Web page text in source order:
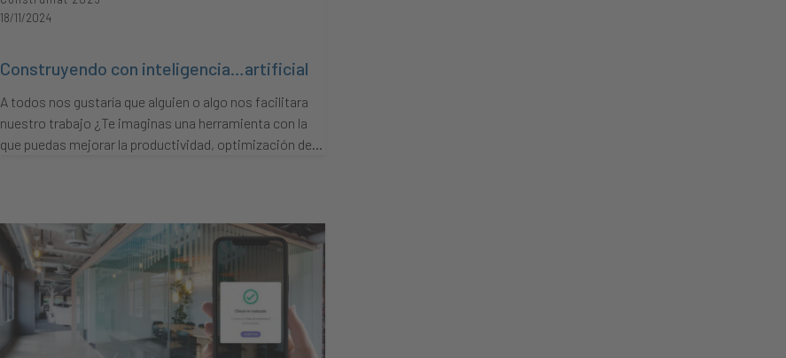
18/11/2024
Construyendo con inteligencia…artificial
A todos nos gustaría que alguien o algo nos facilitara
nuestro trabajo ¿Te imaginas una herramienta con la
que puedas mejorar la productividad, optimización de…